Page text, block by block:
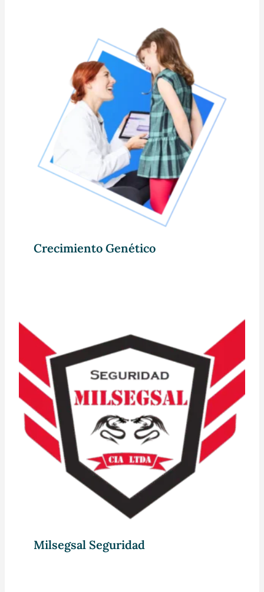
Crecimiento Genético
Milsegsal Seguridad